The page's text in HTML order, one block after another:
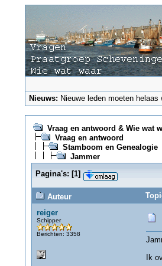
Nieuws: Nieuwe leden moeten
Vraag en antwoord & Wie wat
Vraag en antwoord
Stamboom en Genealogie
Jammer
Pagina's: [1]
Auteur
reiger
Schipper
Berichten: 3358
Ik